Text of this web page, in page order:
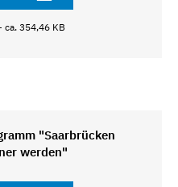
354,46 KB
"Saarbrücken
werden"